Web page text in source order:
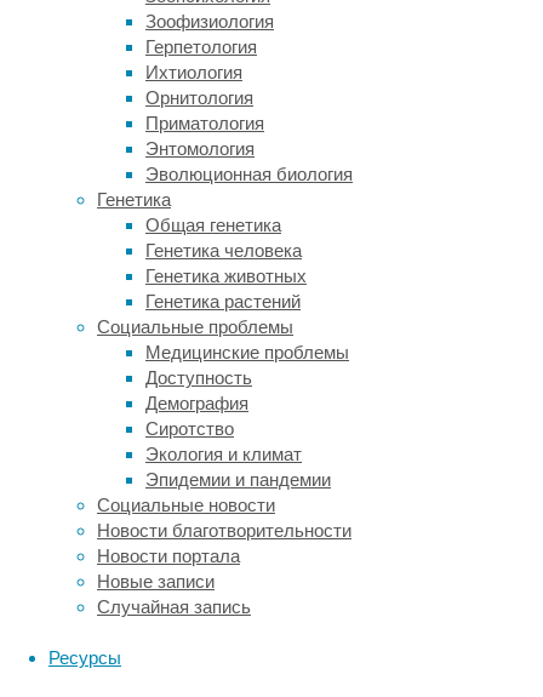
Зоофизиология
Герпетология
Ихтиология
Орнитология
Приматология
Энтомология
Эволюционная биология
Генетика
Общая генетика
Генетика человека
Генетика животных
Генетика растений
Социальные проблемы
Медицинские проблемы
Доступность
Демография
Сиротство
Экология и климат
Эпидемии и пандемии
Социальные новости
Новости благотворительности
Новости портала
Новые записи
Случайная запись
Ресурсы
пыльце
притягиваться
опылителю,
примерно
как
антистатический
пипидастр
притягивает
комнатную
пыль.
Но
до
сих
пор
ученые
не
знали,
ощущают
ли
другие
виды
животных
эти
поля,